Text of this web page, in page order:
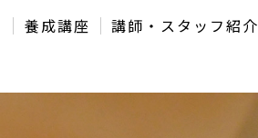
養成講座 講師・スタッフ紹介